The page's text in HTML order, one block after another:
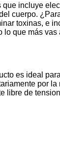
que incluye
cuerpo.
toxinas, e
lo que más vas
es ideal
por la
libre de